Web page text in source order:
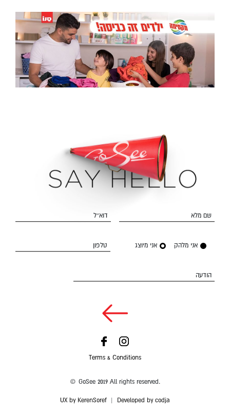
שם מלא דוא״ל
אני מלהק אני מיוצג טלפון
הודעה
Terms & Conditions
© GoSee 2019 All rights reserved.
UX by KerenSoref Developed by codja